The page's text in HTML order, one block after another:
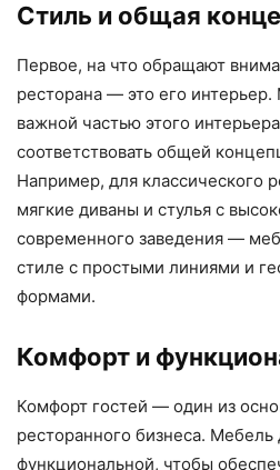
Стиль и общая
Первое, на что обращают
ресторана — это его интерьер.
важной частью этого
соответствовать общей
Например, для классического
мягкие диваны и стулья с
современного заведения —
стиле с простыми линиями и
формами.
Комфорт и
Комфорт гостей — один из
ресторанного бизнеса.
функциональной, чтобы